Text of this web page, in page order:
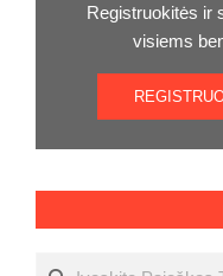
Registruokitės ir
visiems
Ieškoti